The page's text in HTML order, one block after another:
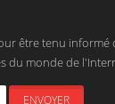
être tenu informé
du monde de